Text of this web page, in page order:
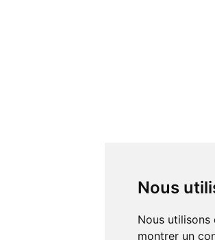
Nous
Nous utilisons des cookies et d'autres technologies de suivi pour améliorer votre expérience de navigation sur notre site, pour vous
montrer un